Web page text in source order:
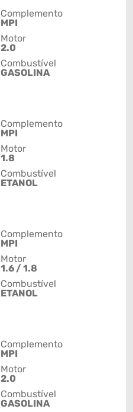
Complemento
MPI
Motor
2.0
Combustível
GASOLINA
Complemento
MPI
Motor
1.8
Combustível
ETANOL
Complemento
MPI
Motor
1.6 / 1.8
Combustível
ETANOL
Complemento
MPI
Motor
2.0
Combustível
GASOLINA